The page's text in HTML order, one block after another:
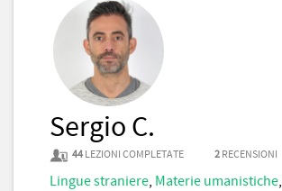
Sergio C.
44 LEZIONI COMPLETATE 2 RECENSIONI
Lingue straniere, Materie umanistiche,